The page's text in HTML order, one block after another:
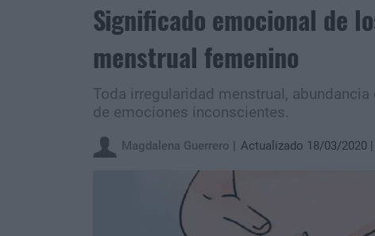
Significado emocional de
menstrual femenino
Toda irregularidad menstrual,
de emociones inconscientes.
Magdalena Guerrero Actualizado 18/03/2020